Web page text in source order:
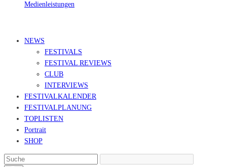
Medienleistungen
NEWS
FESTIVALS
FESTIVAL REVIEWS
CLUB
INTERVIEWS
FESTIVALKALENDER
FESTIVALPLANUNG
TOPLISTEN
Portrait
SHOP